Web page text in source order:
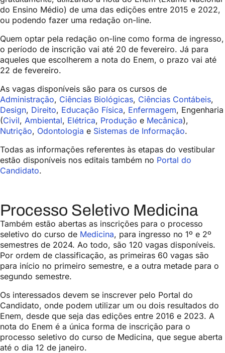
do Ensino Médio) de uma das edições entre 2015 e 2022,
ou podendo fazer uma redação on-line.
Quem optar pela redação on-line como forma de ingresso,
o período de inscrição vai até 20 de fevereiro. Já para
aqueles que escolherem a nota do Enem, o prazo vai até
22 de fevereiro.
As vagas disponíveis são para os cursos de
Administração, Ciências Biológicas, Ciências Contábeis,
Design, Direito, Educação Física, Enfermagem, Engenharia
(Civil, Ambiental, Elétrica, Produção e Mecânica),
Nutrição, Odontologia e Sistemas de Informação.
Todas as informações referentes às etapas do vestibular
estão disponíveis nos editais também no Portal do
Candidato.
Processo Seletivo Medicina
Também estão abertas as inscrições para o processo
seletivo do curso de Medicina, para ingresso no 1º e 2º
semestres de 2024. Ao todo, são 120 vagas disponíveis.
Por ordem de classificação, as primeiras 60 vagas são
para início no primeiro semestre, e a outra metade para o
segundo semestre.
Os interessados devem se inscrever pelo Portal do
Candidato, onde podem utilizar um ou dois resultados do
Enem, desde que seja das edições entre 2016 e 2023. A
nota do Enem é a única forma de inscrição para o
processo seletivo do curso de Medicina, que segue aberta
até o dia 12 de janeiro.